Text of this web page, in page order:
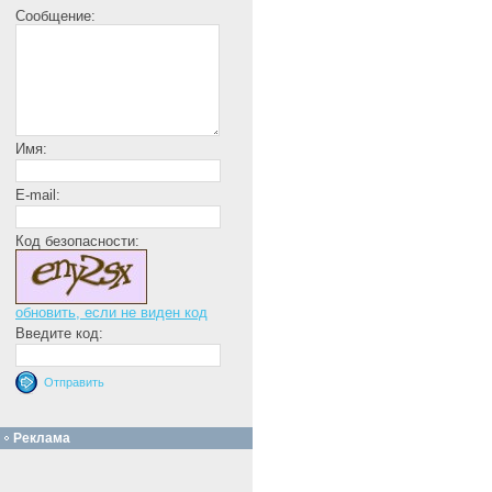
Сообщение:
Имя:
E-mail:
Код безопасности:
обновить, если не виден код
Введите код:
Реклама